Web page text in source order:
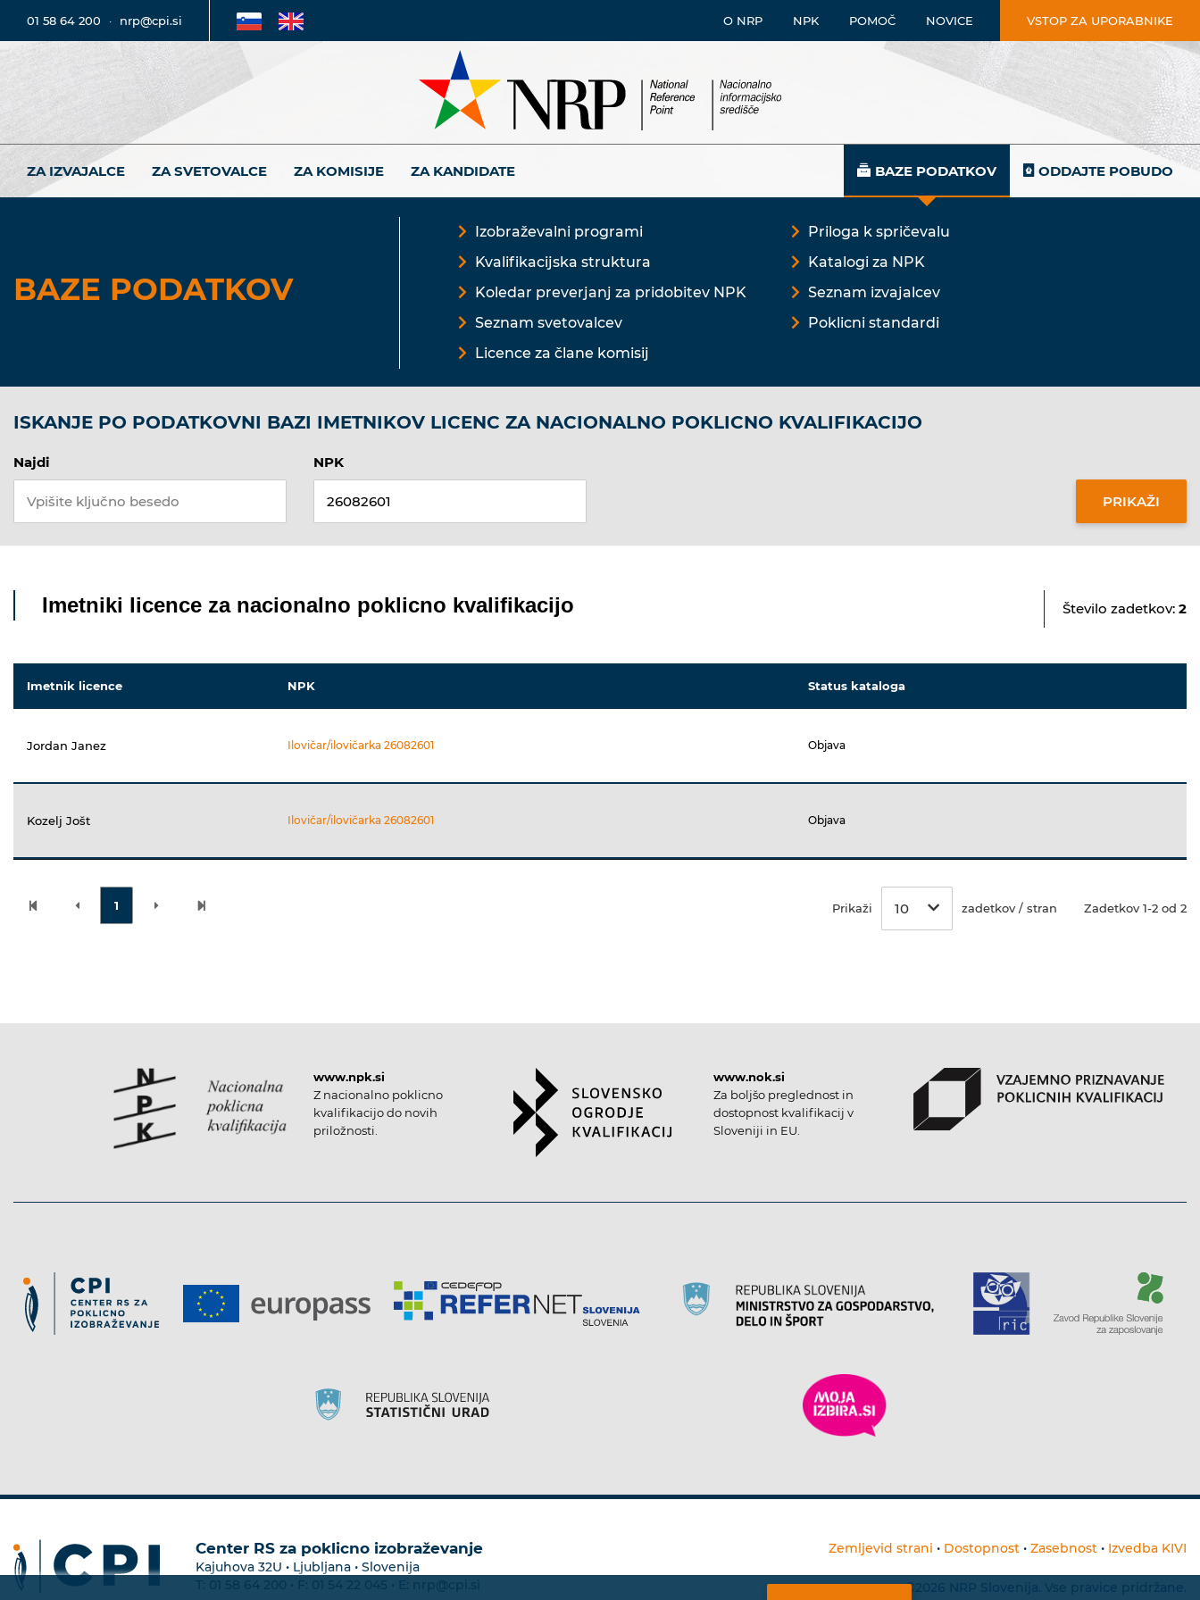
01 58 64 200 · nrp@cpi.si O NRP NPK POMOČ NOVICE VSTOP ZA UPORABNIKE
ZA IZVAJALCE ZA SVETOVALCE ZA KOMISIJE ZA KANDIDATE BAZE PODATKOV ODDAJTE POBUDO
BAZE PODATKOV
Izobraževalni programi
Kvalifikacijska struktura
Koledar preverjanj za pridobitev NPK
Seznam svetovalcev
Licence za člane komisij
Priloga k spričevalu
Katalogi za NPK
Seznam izvajalcev
Poklicni standardi
ISKANJE PO PODATKOVNI BAZI IMETNIKOV LICENC ZA NACIONALNO POKLICNO KVALIFIKACIJO
Najdi NPK
Imetniki licence za nacionalno poklicno kvalifikacijo Število zadetkov: 2
Imetnik licence NPK Status kataloga
Jordan Janez Ilovičar/ilovičarka 26082601 Objava
Kozelj Jošt Ilovičar/ilovičarka 26082601 Objava
1 Prikaži 10 zadetkov / stran Zadetkov 1-2 od 2
www.npk.si
Z nacionalno poklicno
kvalifikacijo do novih
priložnosti.
www.nok.si
Za boljšo preglednost in
dostopnost kvalifikacij v
Sloveniji in EU.
Center RS za poklicno izobraževanje
Kajuhova 32U • Ljubljana • Slovenija
T: 01 58 64 200 • F: 01 54 22 045 • E: nrp@cpi.si
Zemljevid strani • Dostopnost • Zasebnost • Izvedba KIVI
©2026 NRP Slovenija. Vse pravice pridržane.